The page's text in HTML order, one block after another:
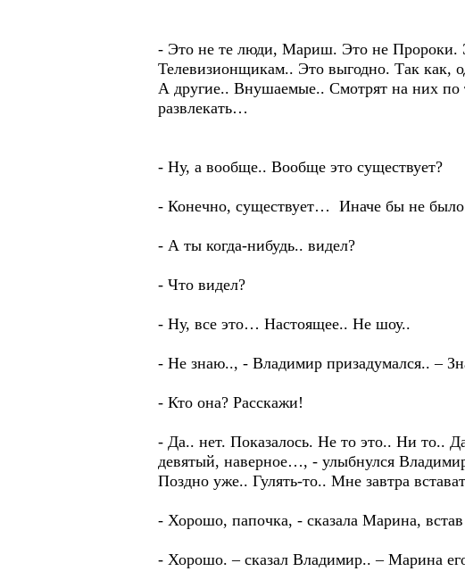
- Это не те люди, Мариш. Это не Пророки.
Телевизионщикам.. Это выгодно. Так как,
А другие.. Внушаемые.. Смотрят на них по
развлекать…
- Ну, а вообще.. Вообще это существует?
- Конечно, существует… Иначе бы не
- А ты когда-нибудь.. видел?
- Что видел?
- Ну, все это… Настоящее.. Не шоу..
- Не знаю.., - Владимир призадумался.. –
- Кто она? Расскажи!
- Да.. нет. Показалось. Не то это.. Ни то..
девятый, наверное…, - улыбнулся
Поздно уже.. Гулять-то.. Мне завтра
- Хорошо, папочка, - сказала Марина,
- Хорошо. – сказал Владимир.. – Марина